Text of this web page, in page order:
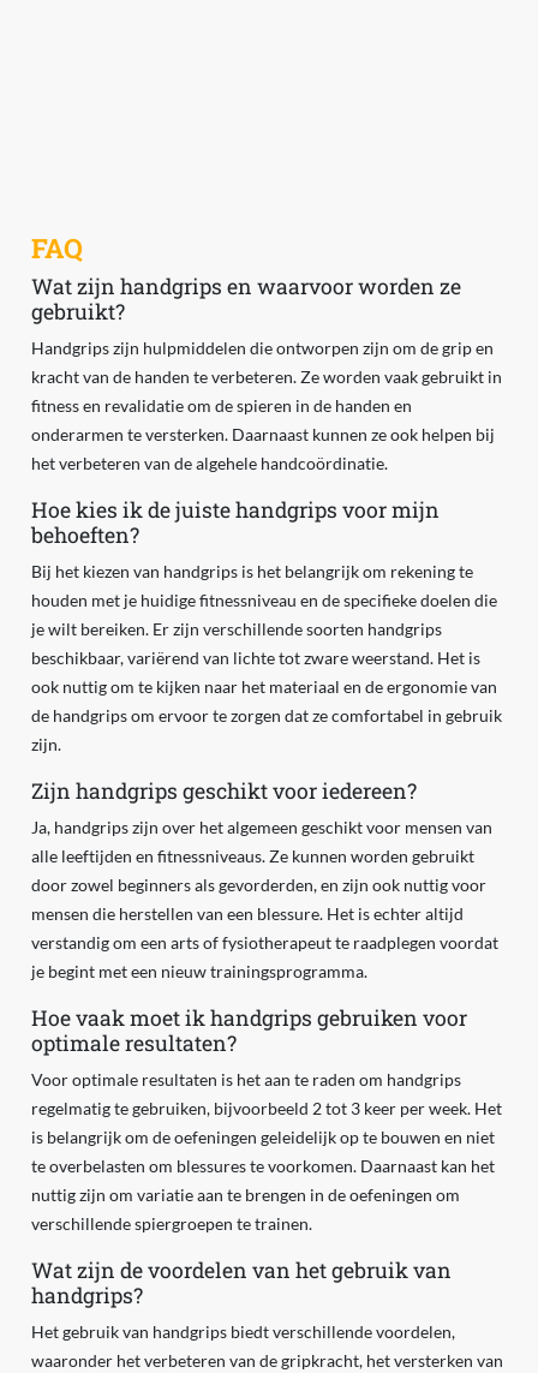
FAQ
Wat zijn handgrips en waarvoor worden ze
gebruikt?
Handgrips zijn hulpmiddelen die ontworpen zijn om de grip en
kracht van de handen te verbeteren. Ze worden vaak gebruikt in
fitness en revalidatie om de spieren in de handen en
onderarmen te versterken. Daarnaast kunnen ze ook helpen bij
het verbeteren van de algehele handcoördinatie.
Hoe kies ik de juiste handgrips voor mijn
behoeften?
Bij het kiezen van handgrips is het belangrijk om rekening te
houden met je huidige fitnessniveau en de specifieke doelen die
je wilt bereiken. Er zijn verschillende soorten handgrips
beschikbaar, variërend van lichte tot zware weerstand. Het is
ook nuttig om te kijken naar het materiaal en de ergonomie van
de handgrips om ervoor te zorgen dat ze comfortabel in gebruik
zijn.
Zijn handgrips geschikt voor iedereen?
Ja, handgrips zijn over het algemeen geschikt voor mensen van
alle leeftijden en fitnessniveaus. Ze kunnen worden gebruikt
door zowel beginners als gevorderden, en zijn ook nuttig voor
mensen die herstellen van een blessure. Het is echter altijd
verstandig om een arts of fysiotherapeut te raadplegen voordat
je begint met een nieuw trainingsprogramma.
Hoe vaak moet ik handgrips gebruiken voor
optimale resultaten?
Voor optimale resultaten is het aan te raden om handgrips
regelmatig te gebruiken, bijvoorbeeld 2 tot 3 keer per week. Het
is belangrijk om de oefeningen geleidelijk op te bouwen en niet
te overbelasten om blessures te voorkomen. Daarnaast kan het
nuttig zijn om variatie aan te brengen in de oefeningen om
verschillende spiergroepen te trainen.
Wat zijn de voordelen van het gebruik van
handgrips?
Het gebruik van handgrips biedt verschillende voordelen,
waaronder het verbeteren van de gripkracht, het versterken van